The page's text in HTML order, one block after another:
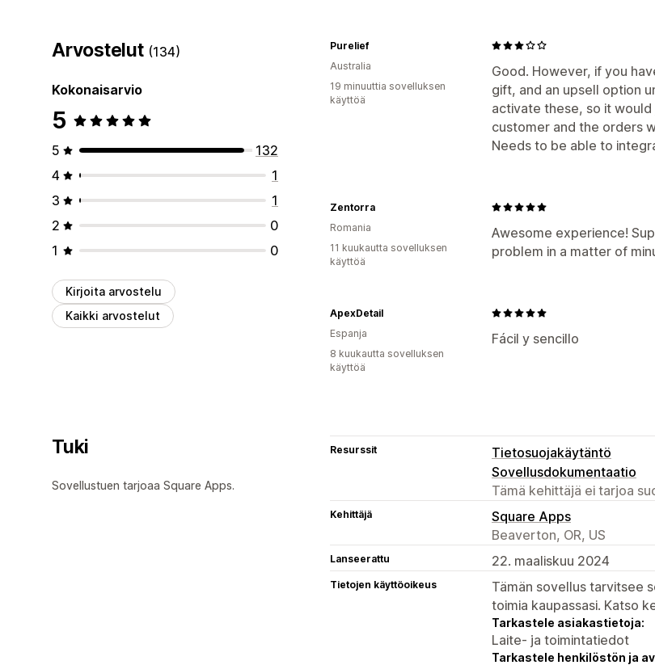
Lisämyynti yhdellä
Arvostelut (134)
Kokonaisarvio
5
5
132
4
1
3
1
2
0
1
0
Kirjoita arvostelu
Kaikki arvostelut
Good. However, if you
gift, and an upsell option
activate these, so it
customer and the orders
Needs to be able to
Purelief
Australia
19 minuuttia sovelluksen
käyttöä
Awesome experience!
problem in a matter of
Zentorra
Romania
11 kuukautta sovelluksen
käyttöä
Fácil y sencillo
ApexDetail
Espanja
8 kuukautta sovelluksen
käyttöä
Tuki
Sovellustuen tarjoaa Square Apps.
Resurssit
Tietosuojakäytäntö
Sovellusdokumentaatio
Tämä kehittäjä ei tarjoa
Kehittäjä
Square Apps
Beaverton, OR, US
Lanseerattu 22. maaliskuu 2024
Tietojen käyttöoikeus
Tämän sovellus tarvitsee
toimia kaupassasi. Katso
Tarkastele asiakastietoja:
Laite- ja toimintatiedot
Tarkastele henkilöstön ja